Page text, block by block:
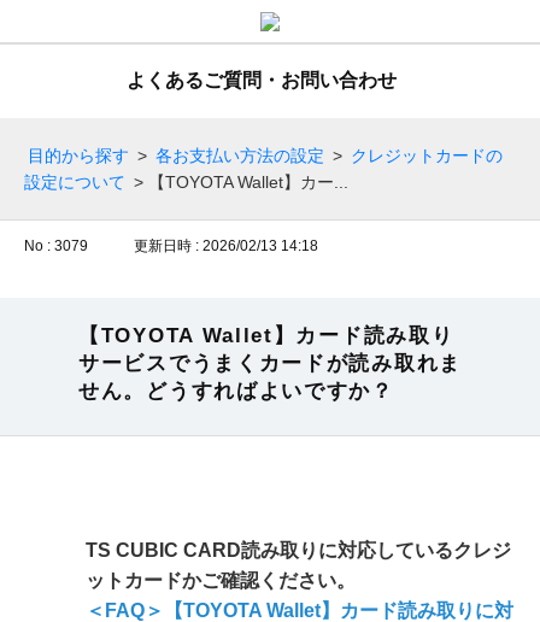
よくあるご質問・お問い合わせ
目的から探す > 各お支払い方法の設定 > クレジットカードの
設定について > 【TOYOTA Wallet】カー...
No : 3079 更新日時 : 2026/02/13 14:18
【TOYOTA Wallet】カード読み取り
サービスでうまくカードが読み取れま
せん。どうすればよいですか？
TS CUBIC CARD読み取りに対応しているクレジ
ットカードかご確認ください。
＜FAQ＞【TOYOTA Wallet】カード読み取りに対